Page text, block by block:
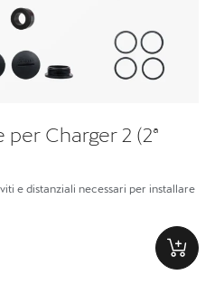
Charger 2 (2ª
e distanziali necessari per installare